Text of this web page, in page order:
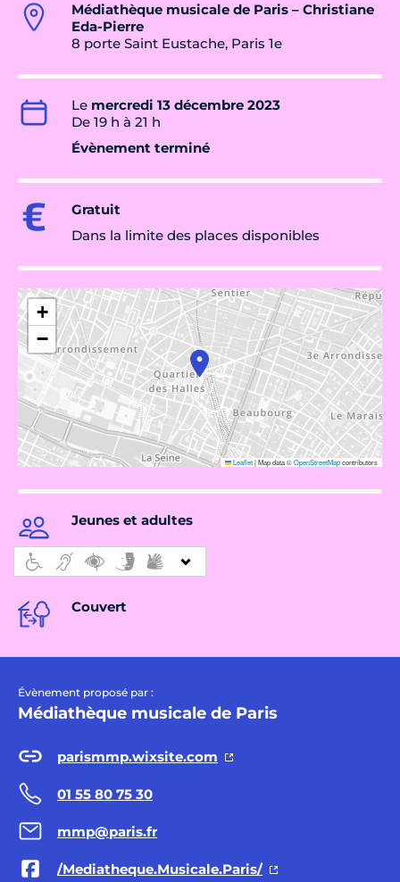
Médiathèque musicale de Paris – Christiane
Eda-Pierre
8 porte Saint Eustache, Paris 1e
Le mercredi 13 décembre 2023
De 19 h à 21 h
Évènement terminé
Gratuit
Dans la limite des places disponibles
+
−
Leaflet|Map data ©OpenStreetMapcontributors
Jeunes et adultes
Couvert
Évènement proposé par :
Médiathèque musicale de Paris
parismmp.wixsite.com
01 55 80 75 30
mmp@paris.fr
/Mediatheque.Musicale.Paris/